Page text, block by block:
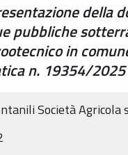
della
pubbliche
in
n. 19354/
Società Agricola